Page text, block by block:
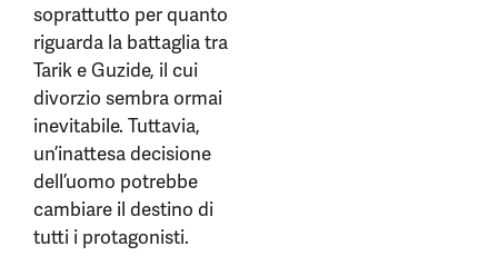
soprattutto per quanto
riguarda la battaglia tra
Tarik e Guzide, il cui
divorzio sembra ormai
inevitabile. Tuttavia,
un’inattesa decisione
dell’uomo potrebbe
cambiare il destino di
tutti i protagonisti.